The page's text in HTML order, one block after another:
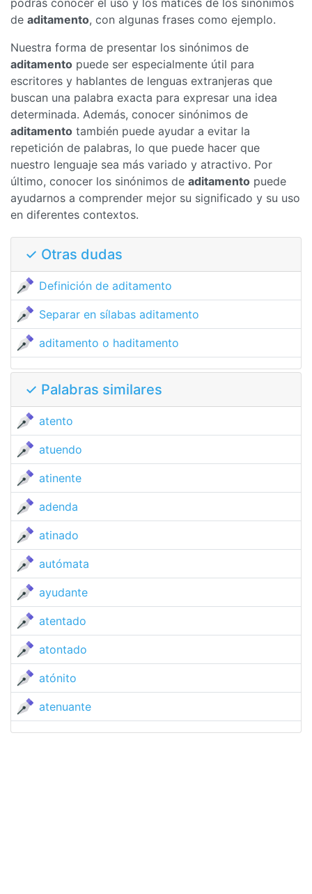
podrás conocer el uso y los matices de los sinónimos
de aditamento, con algunas frases como ejemplo.
Nuestra forma de presentar los sinónimos de
aditamento puede ser especialmente útil para
escritores y hablantes de lenguas extranjeras que
buscan una palabra exacta para expresar una idea
determinada. Además, conocer sinónimos de
aditamento también puede ayudar a evitar la
repetición de palabras, lo que puede hacer que
nuestro lenguaje sea más variado y atractivo. Por
último, conocer los sinónimos de aditamento puede
ayudarnos a comprender mejor su significado y su uso
en diferentes contextos.
✓ Otras dudas
Definición de aditamento
Separar en sílabas aditamento
aditamento o haditamento
✓ Palabras similares
atento
atuendo
atinente
adenda
atinado
autómata
ayudante
atentado
atontado
atónito
atenuante